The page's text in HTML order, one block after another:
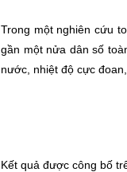
Trong một nghiên cứu
gần một nửa dân số
nước, nhiệt độ cực
Kết quả được công bố